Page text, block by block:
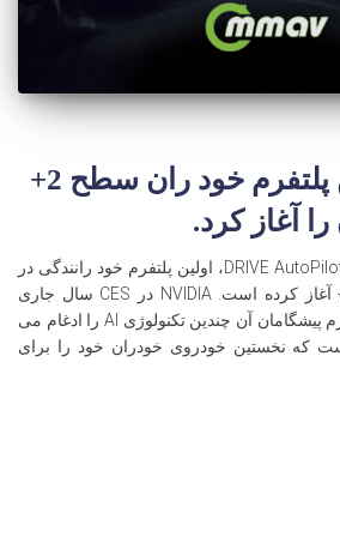
NVIDIA اولین پلتفرم خود ران سطح 2+
آغاز کرد.
NVIDIA اعلام کرده است DRIVE AutoPilot، اولین پلتفرم خود رانندگی در
سطح جهانی در سطح 2+ آغاز کرده است. NVIDIA در CES سال جاری
عرضه کرده است که پلتفرم پیشگامان آن چندین تکنولوژی AI را ادغام می
که نخستین خودروی خودران خود را برای